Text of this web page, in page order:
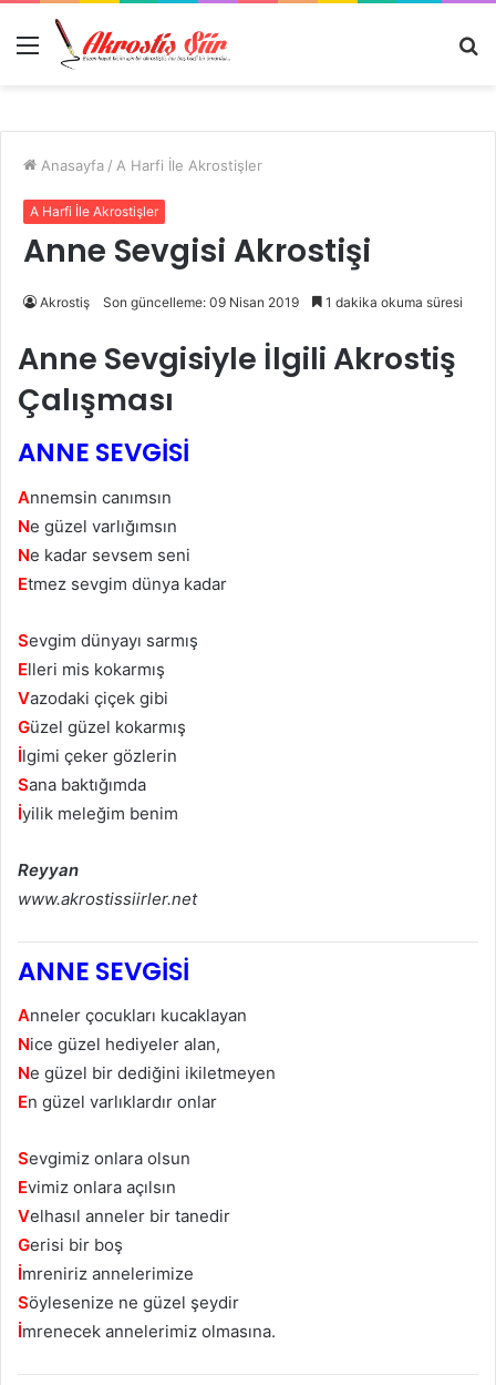
Menü
Anasayfa / A Harfi İle Akrostişler
A Harfi İle Akrostişler
Anne Sevgisi Akrostişi
Akrostiş Son güncelleme: 09 Nisan 2019 1 dakika okuma süresi
Anne Sevgisiyle İlgili Akrostiş
Çalışması
ANNE SEVGİSİ
Annemsin canımsın
Ne güzel varlığımsın
Ne kadar sevsem seni
Etmez sevgim dünya kadar
Sevgim dünyayı sarmış
Elleri mis kokarmış
Vazodaki çiçek gibi
Güzel güzel kokarmış
İlgimi çeker gözlerin
Sana baktığımda
İyilik meleğim benim
Reyyan
www.akrostissiirler.net
ANNE SEVGİSİ
Anneler çocukları kucaklayan
Nice güzel hediyeler alan,
Ne güzel bir dediğini ikiletmeyen
En güzel varlıklardır onlar
Sevgimiz onlara olsun
Evimiz onlara açılsın
Velhasıl anneler bir tanedir
Gerisi bir boş
İmreniriz annelerimize
Söylesenize ne güzel şeydir
İmrenecek annelerimiz olmasına.